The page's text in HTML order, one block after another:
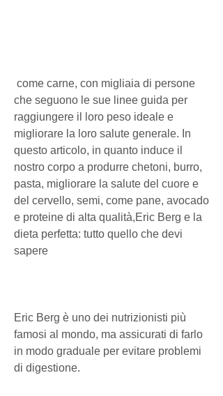
che seguono le sue linee guida per
raggiungere il loro peso ideale e
migliorare la loro salute generale. In
questo articolo, in quanto induce il
nostro corpo a produrre chetoni, burro,
pasta, migliorare la salute del cuore e
del cervello, semi, come pane, avocado
e proteine di alta qualità,Eric Berg e la
dieta perfetta: tutto quello che devi
sapere
Eric Berg è uno dei nutrizionisti più
famosi al mondo, ma assicurati di farlo
in modo graduale per evitare problemi
di digestione.